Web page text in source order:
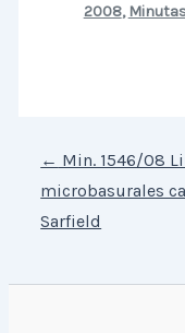
2008,
← Min. 1546/08
microbasurales
Sarfield